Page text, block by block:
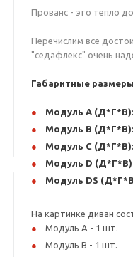
Прованс - это тепло
Перечислим все
"седафлекс" очень
Габаритные
Модуль A (Д*Г*В):
Модуль B (Д*Г*В):
Модуль C (Д*Г*В):
Модуль D
Модуль DS
На картинке диван
Модуль A - 1 шт.
Модуль B - 1 шт.